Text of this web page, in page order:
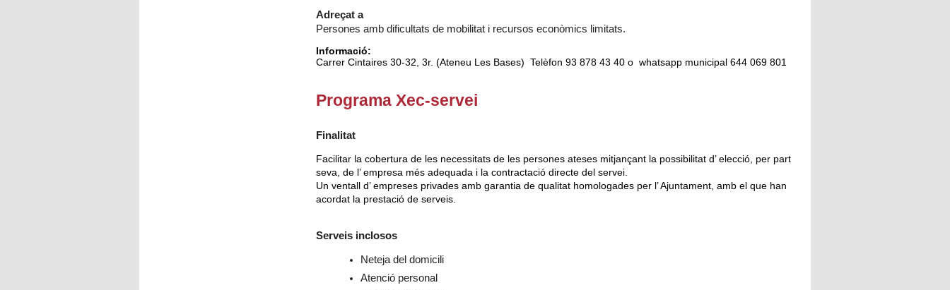
Adreçat a
Persones amb dificultats de mobilitat i recursos econòmics limitats.
Informació:
Carrer Cintaires 30-32, 3r. (Ateneu Les Bases) Telèfon 93 878 43 40 o whatsapp municipal 644 069 801
Programa Xec-servei
Finalitat
Facilitar la cobertura de les necessitats de les persones ateses mitjançant la possibilitat d’ elecció, per part
seva, de l’ empresa més adequada i la contractació directe del servei.
Un ventall d’ empreses privades amb garantia de qualitat homologades per l’ Ajuntament, amb el que han
acordat la prestació de serveis.
Serveis inclosos
Neteja del domicili
Atenció personal